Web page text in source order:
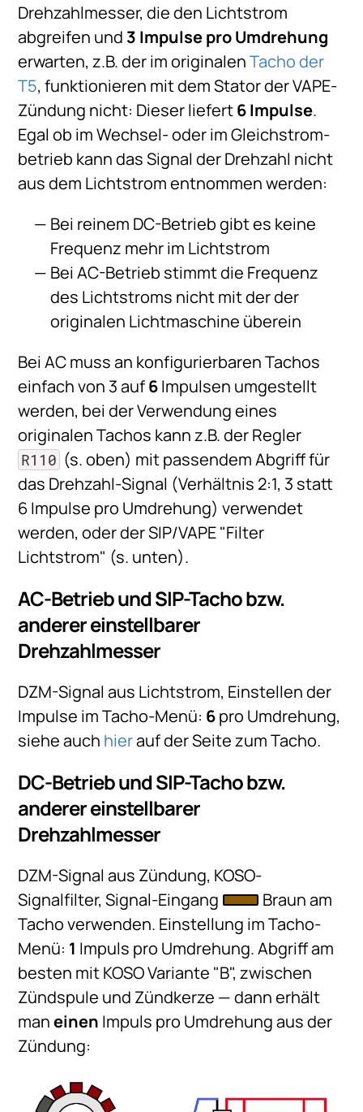
Drehzahlmesser, die den Lichtstrom
abgreifen und 3 Impulse pro Umdrehung
erwarten, z.B. der im originalenTacho der
T5, funktionieren mit dem Stator der VAPE-
Zündung nicht: Dieser liefert6 Impulse.
Egal ob im Wechsel- oder im Gleichstrom­
betrieb kann das Signal der Drehzahl nicht
aus dem Lichtstrom entnommen werden:
Bei reinem DC-Betrieb gibt es keine
Frequenz mehr im Lichtstrom
Bei AC-Betrieb stimmt die Frequenz
des Lichtstroms nicht mit der der
originalen Lichtmaschine überein
Bei AC muss an konfigurierbaren Tachos
einfach von 3 auf6Impulsen umgestellt
werden, bei der Verwendung eines
originalen Tachos kann z.B. der Regler
R110 (s. oben) mit passendem Abgriff für
das Drehzahl-Signal (Verhältnis 2:1, 3 statt
6 Impulse pro Umdrehung) verwendet
werden, oder der SIP/VAPE "Filter
Lichtstrom" (s. unten).
AC-Betrieb und SIP-Tacho bzw.
anderer einstellbarer
Drehzahlmesser
DZM-Signal aus Lichtstrom, Einstellen der
Impulse im Tacho-Menü: 6pro Umdrehung,
siehe auch hierauf der Seite zum Tacho.
DC-Betrieb und SIP-Tacho bzw.
anderer einstellbarer
Drehzahlmesser
DZM-Signal aus Zündung, KOSO-
Signalfilter, Signal-Eingang
Braun am
Tacho verwenden. Einstellung im Tacho-
Menü: 1 Impuls pro Umdrehung. Abgriff am
besten mit KOSO Variante "B", zwischen
Zündspule und Zündkerze — dann erhält
maneinen Impuls pro Umdrehung aus der
Zündung: